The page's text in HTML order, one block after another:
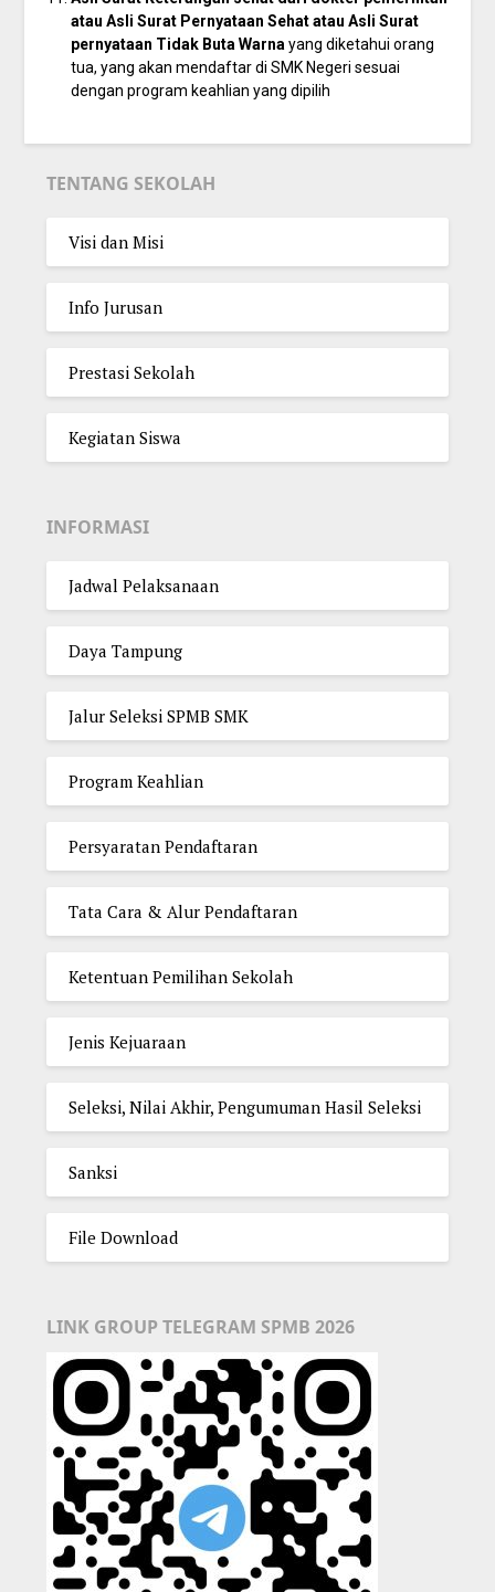
atau Asli Surat Pernyataan Sehat atau Asli Surat
pernyataan Tidak Buta Warna yang diketahui orang
tua, yang akan mendaftar di SMK Negeri sesuai
dengan program keahlian yang dipilih
TENTANG SEKOLAH
Visi dan Misi
Info Jurusan
Prestasi Sekolah
Kegiatan Siswa
INFORMASI
Jadwal Pelaksanaan
Daya Tampung
Jalur Seleksi SPMB SMK
Program Keahlian
Persyaratan Pendaftaran
Tata Cara & Alur Pendaftaran
Ketentuan Pemilihan Sekolah
Jenis Kejuaraan
Seleksi, Nilai Akhir, Pengumuman Hasil Seleksi
Sanksi
File Download
LINK GROUP TELEGRAM SPMB 2026